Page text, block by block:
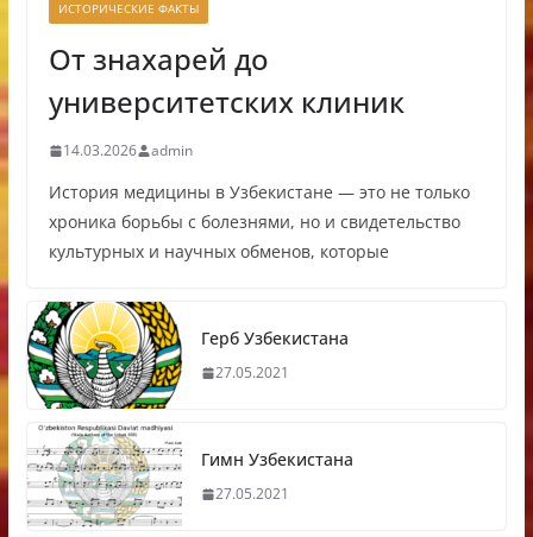
ИСТОРИЧЕСКИЕ ФАКТЫ
От знахарей до
университетских клиник
14.03.2026 admin
История медицины в Узбекистане — это не только
хроника борьбы с болезнями, но и свидетельство
культурных и научных обменов, которые
Герб Узбекистана
27.05.2021
Гимн Узбекистана
27.05.2021